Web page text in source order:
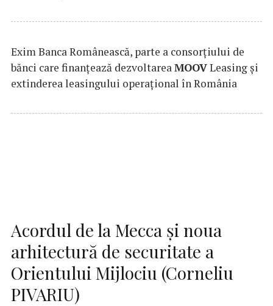
Exim Banca Românească, parte a consorțiului de
bănci care finanțează dezvoltarea MOOVLeasing și
extinderea leasingului operațional în România
Acordul de la Mecca și noua
arhitectură de securitate a
Orientului Mijlociu (Corneliu
PIVARIU)